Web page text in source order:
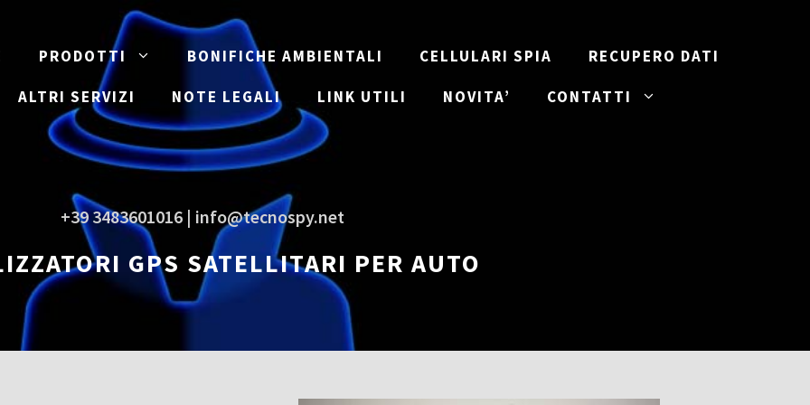
PRODOTTI BONIFICHE AMBIENTALI CELLULARI SPIA RECUPERO DATI
ALTRI SERVIZI NOTE LEGALI LINK UTILI NOVITA’ CONTATTI
+39 3483601016 | info@tecnospy.net
GPS SATELLITARI PER AUTO